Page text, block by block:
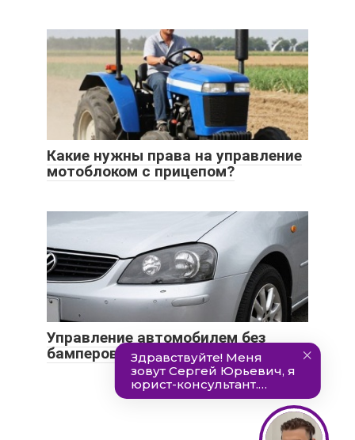
Какие нужны права на управление
мотоблоком с прицепом?
Управление автомобилем без
бамперов — законно или нет